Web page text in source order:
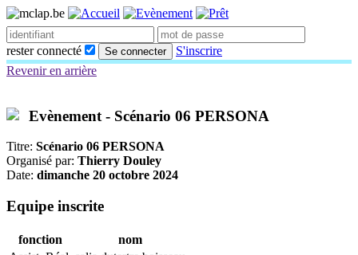
rester connecté Se connecter
S'inscrire
Revenir en arrière
Evènement - Scénario 06 PERSONA
Titre: Scénario 06 PERSONA
Organisé par: Thierry Douley
Date: dimanche 20 octobre 2024
Equipe inscrite
fonction
nom